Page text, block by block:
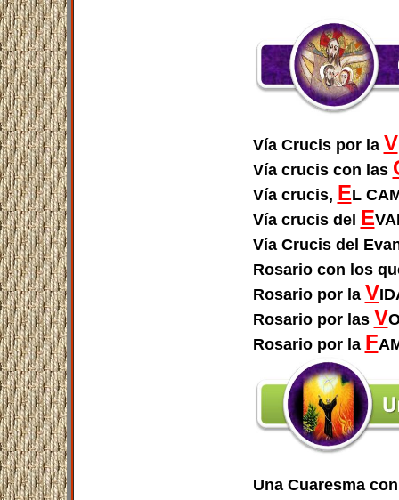
Vía Crucis por la V
Vía crucis con las
Vía crucis, EL
Vía crucis del E
Vía Crucis del
Rosario con los
Rosario por la V
Rosario por las V
Rosario por la F
Una Cuaresma